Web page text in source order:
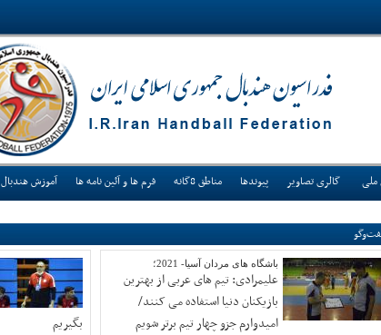
ملی گالری تصاویر پیوندها مناطق 8گانه فرم ها و آئین نامه ها آموزش هندبال
باشگاه های مردان آسیا- 2021؛
علیمرادی: تیم های عربی از بهترین
بازیکنان دنیا استفاده می کنند/
امیدوارم جزو چهار تیم برتر شویم
بگیریم